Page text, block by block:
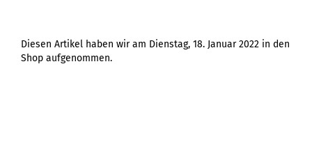
Diesen Artikel haben wir am Dienstag, 18. Januar 2022 in den
Shop aufgenommen.